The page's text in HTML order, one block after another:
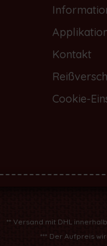
Kontakt
Cookie-
** Versand mit DHL
*** Der Aufpreis